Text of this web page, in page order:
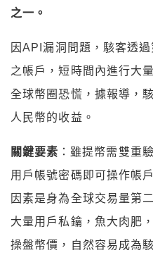
之一。
因API漏洞問題，駭客透
之帳戶，短時間內進行大
全球幣圈恐慌，據報導，
人民幣的收益。
關鍵要素 ：雖提幣需雙重
用戶帳號密碼即可操作帳
因素是身為全球交易量第
大量用戶私鑰，魚大肉肥
操盤幣價，自然容易成為